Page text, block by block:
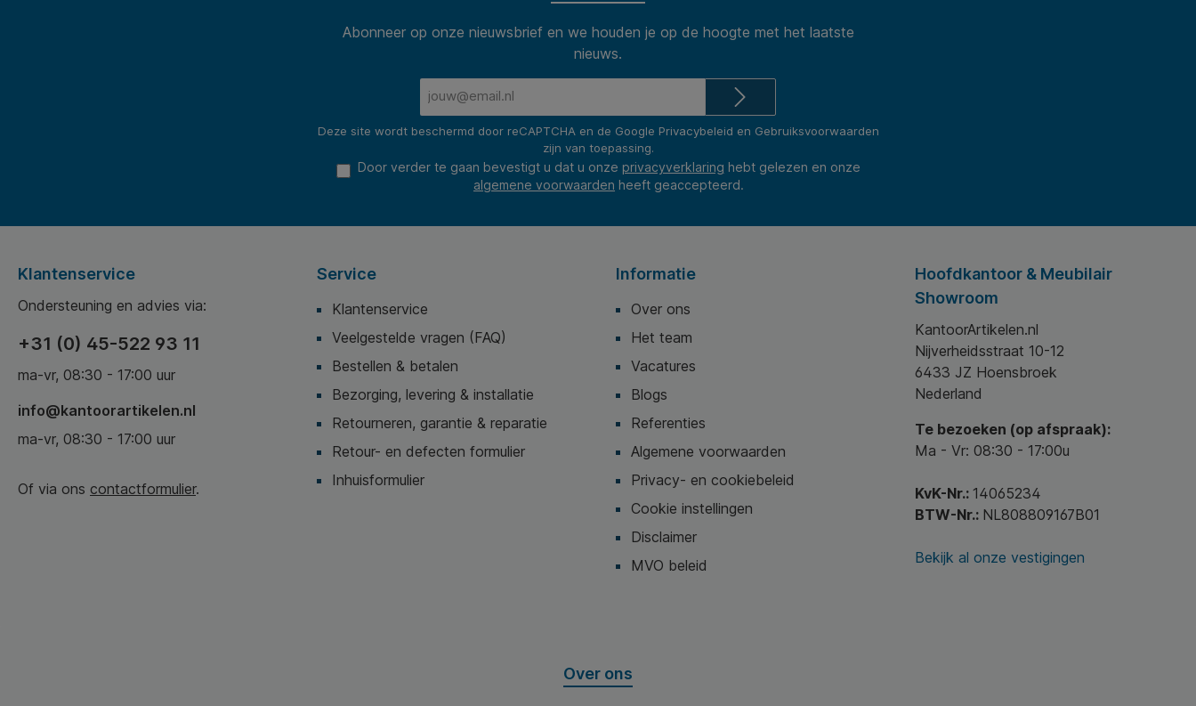
Geschikt voor laserprinters, inkjetprinters en kopieermachines
Totaal: 120.000 vellen papier
Bestel voordelig A4kopieerpapier en profiteer van scherpe prijzen, betrouwbare kwaliteit en snelle levering.
Let op! Foto is illustratief en kan in deze afwijken
Abonneer op onze nieuwsbrief en we houden je op de hoogte met het laatste
nieuws.
Deze site wordt beschermd door reCAPTCHA en de Google Privacybeleid en Gebruiksvoorwaarden
zijn van toepassing.
Door verder te gaan bevestigt u dat u onze privacyverklaring hebt gelezen en onze
algemene voorwaarden heeft geaccepteerd.
Klantenservice
Ondersteuning en advies via:
+31 (0) 45-522 93 11
ma-vr, 08:30 - 17:00 uur
info@kantoorartikelen.nl
ma-vr, 08:30 - 17:00 uur
Of via ons contactformulier.
Service
Klantenservice
Veelgestelde vragen (FAQ)
Bestellen & betalen
Bezorging, levering & installatie
Retourneren, garantie & reparatie
Retour- en defecten formulier
Inhuisformulier
Informatie
Over ons
Het team
Vacatures
Blogs
Referenties
Algemene voorwaarden
Privacy- en cookiebeleid
Cookie instellingen
Disclaimer
MVO beleid
Hoofdkantoor & Meubilair
Showroom
KantoorArtikelen.nl
Nijverheidsstraat 10-12
6433 JZ Hoensbroek
Nederland
Te bezoeken (op afspraak):
Ma - Vr: 08:30 - 17:00u
KvK-Nr.: 14065234
BTW-Nr.: NL808809167B01
Bekijk al onze vestigingen
Over ons